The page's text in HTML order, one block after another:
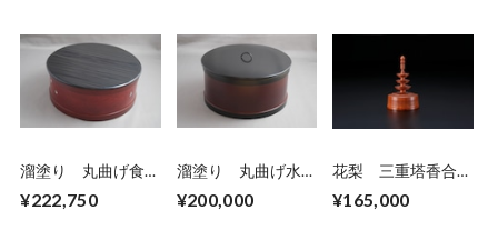
溜塗り 丸曲げ食
螺鈿 蓋ヘギ目 上
¥222,750
溜塗り 丸曲げ水
螺鈿 上杉満樹
¥200,000
花梨 三重塔香合
¥165,000